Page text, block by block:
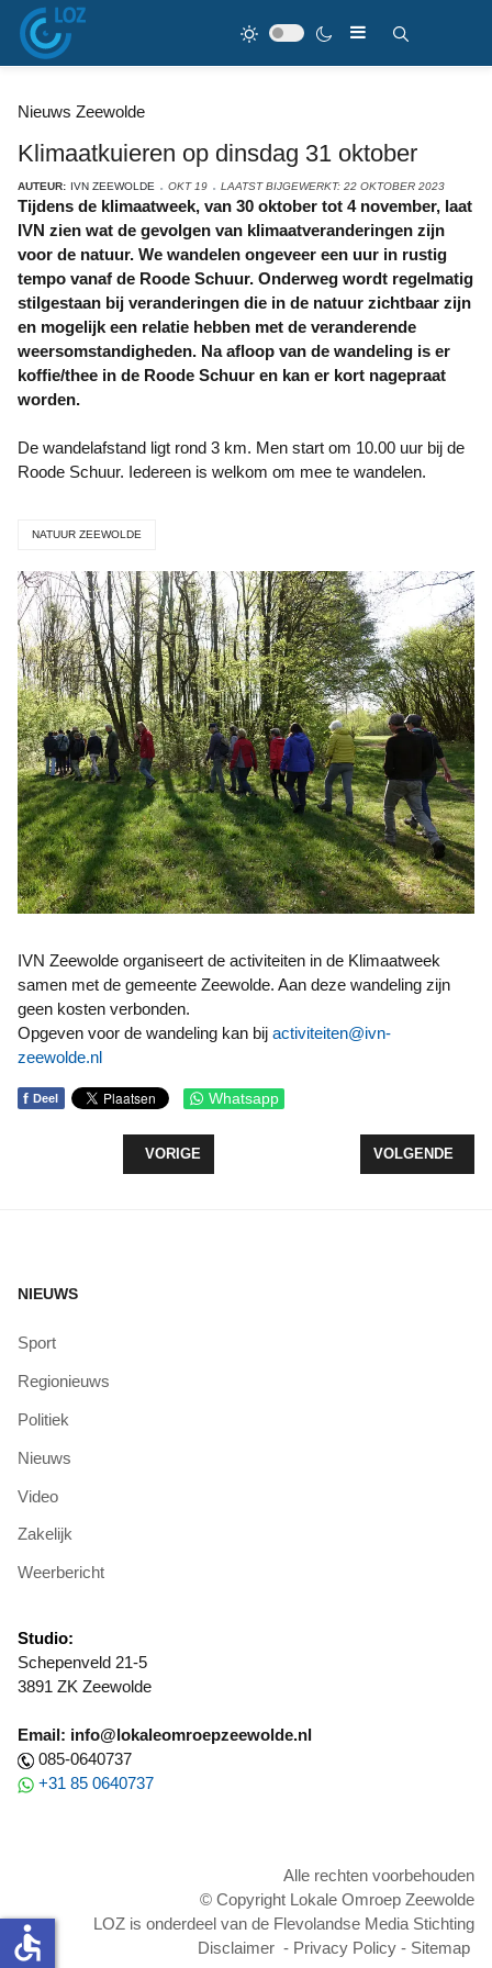
Nieuws Zeewolde
Klimaatkuieren op dinsdag 31 oktober
AUTEUR: IVN ZEEWOLDE OKT 19 LAATST BIJGEWERKT: 22 OKTOBER 2023
Tijdens de klimaatweek, van 30 oktober tot 4 november, laat
IVN zien wat de gevolgen van klimaatveranderingen zijn
voor de natuur. We wandelen ongeveer een uur in rustig
tempo vanaf de Roode Schuur. Onderweg wordt regelmatig
stilgestaan bij veranderingen die in de natuur zichtbaar zijn
en mogelijk een relatie hebben met de veranderende
weersomstandigheden. Na afloop van de wandeling is er
koffie/thee in de Roode Schuur en kan er kort nagepraat
worden.
De wandelafstand ligt rond 3 km. Men start om 10.00 uur bij de
Roode Schuur. Iedereen is welkom om mee te wandelen.
NATUUR ZEEWOLDE
IVN Zeewolde organiseert de activiteiten in de Klimaatweek
samen met de gemeente Zeewolde. Aan deze wandeling zijn
geen kosten verbonden.
Opgeven voor de wandeling kan bij activiteiten@ivn-
zeewolde.nl
f Deel Whatsapp
VORIG ARTIKEL: VERKEERSHINDER IN VERBAND
VORIGE VOLGENDE
VOLGENDE
NIEUWS
Sport
Regionieuws
Politiek
Nieuws
Video
Zakelijk
Weerbericht
Studio:
Schepenveld 21-5
3891 ZK Zeewolde
Email: info@lokaleomroepzeewolde.nl
085-0640737
+31 85 0640737
Alle rechten voorbehouden
© Copyright Lokale Omroep Zeewolde
LOZ is onderdeel van de Flevolandse Media Stichting
Disclaimer - Privacy Policy - Sitemap
accessible